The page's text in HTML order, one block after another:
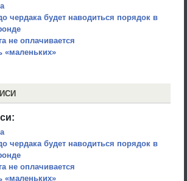
чердака будет наводиться порядок в
не оплачивается
«маленьких»
чердака будет наводиться порядок в
не оплачивается
«маленьких»